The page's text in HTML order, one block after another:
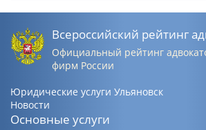
Всероссийский рейтинг
Официальный рейтинг
фирм России
Юридические услуги Ульяновск
Новости
Основные услуги